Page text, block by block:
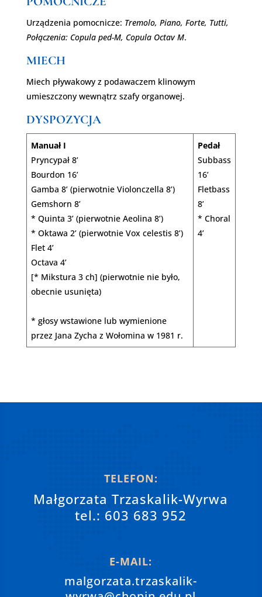
Urządzenia pomocnicze: Tremolo, Piano, Forte, Tutti,
Połączenia: Copula ped-M, Copula Octav M.
MIECH
Miech pływakowy z podawaczem klinowym
umieszczony wewnątrz szafy organowej.
DYSPOZYCJA
Manuał I
Pryncypał 8’
Bourdon 16’
Gamba 8’ (pierwotnie Violonczella 8’)
Gemshorn 8’
* Quinta 3’ (pierwotnie Aeolina 8’)
* Oktawa 2’ (pierwotnie Vox celestis 8’)
Flet 4’
Octava 4’
[* Mikstura 3 ch] (pierwotnie nie było,
obecnie usunięta)
* głosy wstawione lub wymienione
przez Jana Zycha z Wołomina w 1981 r.
Pedał
Subbass
16’
Fletbass
8’
* Choral
4’
TELEFON:
Małgorzata Trzaskalik-Wyrwa
tel.: 603 683 952
E-MAIL:
malgorzata.trzaskalik-